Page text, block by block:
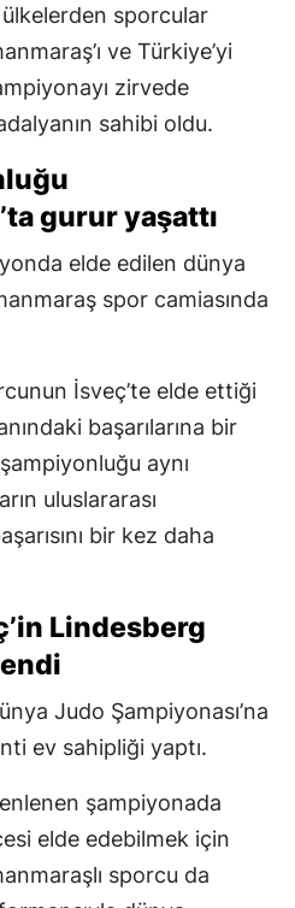
sporcular
ve Türkiye’yi
zirvede
sahibi oldu.
gurur yaşattı
elde edilen dünya
spor camiasında
İsveç’te elde ettiği
başarılarına bir
aynı
uluslararası
bir kez daha
Lindesberg
Judo Şampiyonası’na
ev sahipliği yaptı.
şampiyonada
elde edebilmek için
sporcu da